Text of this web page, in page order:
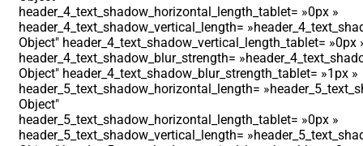
header_4_text_shadow_horizontal_length_tablet= »0px »
header_4_text_shadow_vertical_length=
Object″ header_4_text_shadow_vertical_length_tablet= »0px
header_4_text_shadow_blur_strength=
Object″ header_4_text_shadow_blur_strength_tablet= »1px »
header_5_text_shadow_horizontal_length=
Object″
header_5_text_shadow_horizontal_length_tablet= »0px »
header_5_text_shadow_vertical_length=